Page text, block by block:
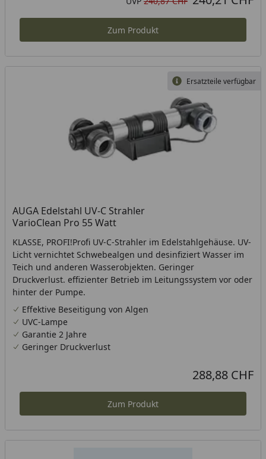
Zum Produkt
Ersatzteile verfügbar
AUGA Edelstahl UV-C Strahler
VarioClean Pro 55 Watt
KLASSE, PROFI!Profi UV-C-Strahler im Edelstahlgehäuse. UV-
Licht vernichtet Schwebealgen und desinfiziert Wasser im
Teich und anderen Wasserobjekten. Geringer
Druckverlust. effizienter Betrieb im Leitungssystem vor oder
hinter der Pumpe.
Effektive Beseitigung von Algen
UVC-Lampe
Garantie 2 Jahre
Geringer Druckverlust
Aktueller Preis
288,88 CHF
Zum Produkt